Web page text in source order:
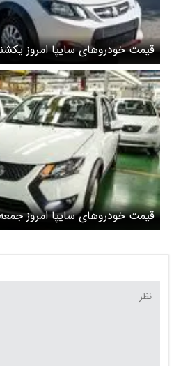
کوییک امروز چند؟ + جدول
شاهین امروز چند؟+ جدول